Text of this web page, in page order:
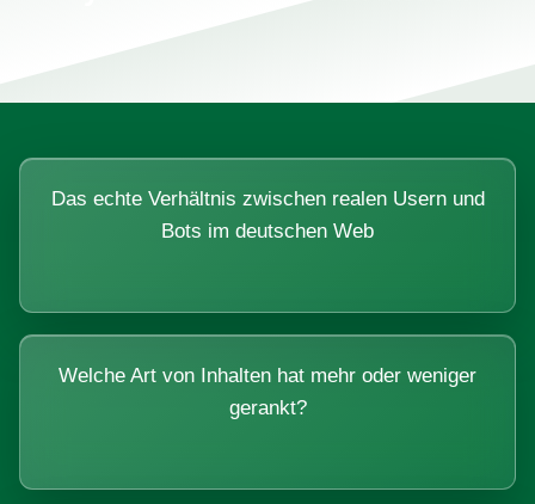
Das echte Verhältnis zwischen realen Usern und
Bots im deutschen Web
Welche Art von Inhalten hat mehr oder weniger
gerankt?